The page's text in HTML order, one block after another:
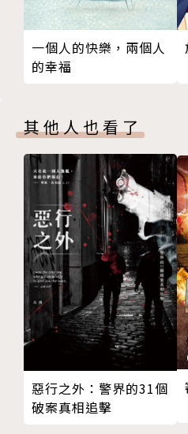
神乎其技的演繹推理、尋找
中破了兩千多起案件，獲得
然而民眾對科學的理解並
說得淺顯易懂，以爭取探員
然他在職涯中並非毫無過錯
遠的正面影響。本書作者根
料，揭露這位司法科學先鋒
既呈現科學與技術的能力與
度與相關實務，亦訴說鑑識
作者簡介
凱特．溫克勒．道森（
凱特．溫克勒．道森是經
作品曾發表於《紐約時報》
台、公視新聞時刻（PBS
一個人的快樂，兩個人
的幸福
其他人也看了
惡行之外：警界的31個
破案真相追擊